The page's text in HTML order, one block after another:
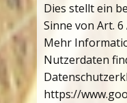
Dies stellt ein
Sinne von Art. 6
Mehr
Nutzerdaten
https://